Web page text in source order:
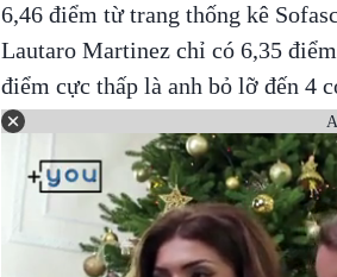
6,46 điểm từ trang thống kê
Lautaro Martinez chỉ có 6,35
điểm cực thấp là anh bỏ lỡ đến 4